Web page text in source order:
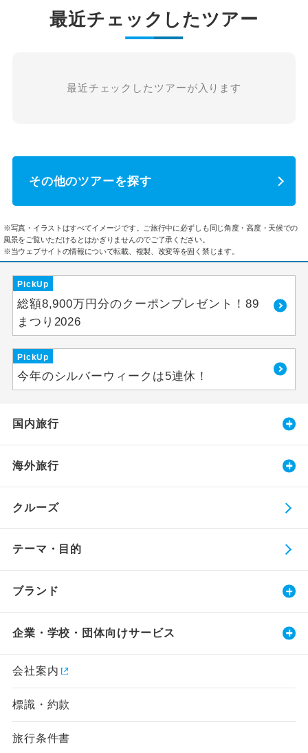
最近チェックしたツアー
最近チェックしたツアーが入ります
その他のツアーを探す
※写真・イラストはすべてイメージです。ご旅行中に必ずしも同じ角度・高度・天候での
風景をご覧いただけるとはかぎりませんのでご了承ください。
※当ウェブサイトの情報について転載、複製、改変等を固く禁じます。
PickUp
総額8,900万円分のクーポンプレゼント！89
まつり2026
PickUp
今年のシルバーウィークは5連休！
国内旅行
海外旅行
クルーズ
テーマ・目的
ブランド
企業・学校・団体向けサービス
会社案内
標識・約款
旅行条件書